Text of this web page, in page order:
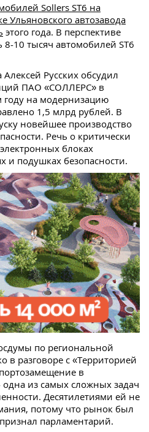
Sollers ST6 на
Ульяновского автозавода
этого года. В перспективе
8-10 тысяч автомобилей ST6
Алексей Русских обсудил
ПАО «СОЛЛЕРС» в
году на модернизацию
1,5 млрд рублей. В
новейшее производство
Речь о критически
блоках
и подушках безопасности.
по региональной
в разговоре с «Территорией
в
из самых сложных задач
Десятилетиями ей не
потому что рынок был
парламентарий.